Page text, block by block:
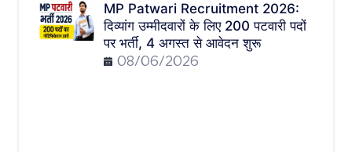
MP Patwari Recruitment 2026:
दिव्यांग उम्मीदवारों के लिए 200 पटवारी पदों
पर भर्ती, 4 अगस्त से आवेदन शुरू
08/06/2026